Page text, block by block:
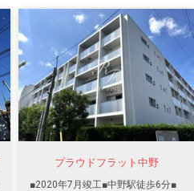
プラウドフラット中野
■2020年7月竣工■中野駅徒歩6分■